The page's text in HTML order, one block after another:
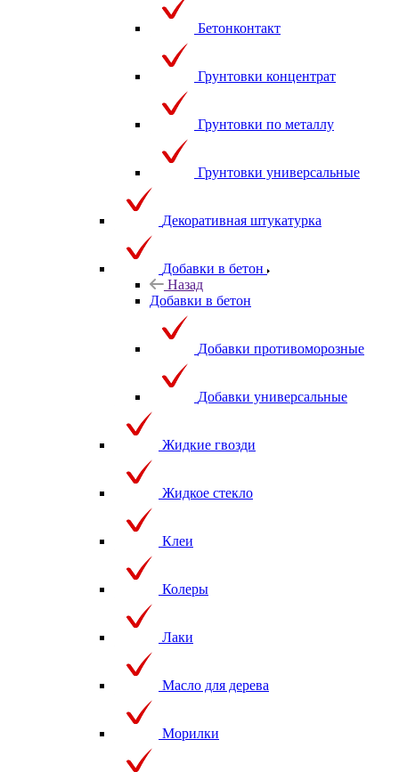
Бетонконтакт
Грунтовки концентрат
Грунтовки по металлу
Грунтовки универсальные
Декоративная штукатурка
Добавки в бетон
Назад
Добавки в бетон
Добавки противоморозные
Добавки универсальные
Жидкие гвозди
Жидкое стекло
Клеи
Колеры
Лаки
Масло для дерева
Морилки